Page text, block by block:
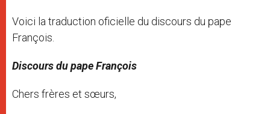
Voici la traduction oficielle du discours du pape
François.
Discours du pape François
Chers frères et sœurs,